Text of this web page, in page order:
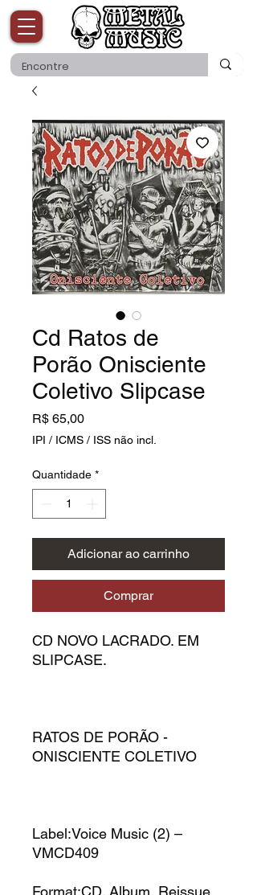
Cd Ratos de
Porão Onisciente
Coletivo Slipcase
R$ 65,00Preço
IPI / ICMS / ISS não incl.
Quantidade *
Adicionar ao carrinho
Comprar
CD NOVO LACRADO. EM
SLIPCASE.
RATOS DE PORÃO -
ONISCIENTE COLETIVO
Label:Voice Music (2) –
VMCD409
Format:CD, Album, Reissue